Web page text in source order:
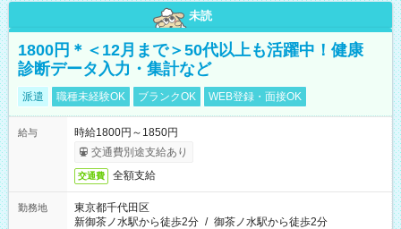
未読
1800円＊＜12月まで＞50代以上も活躍中！健康
診断データ入力・集計など
派遣 職種未経験OK ブランクOK WEB登録・面接OK
給与
時給1800円～1850円
交通費別途支給あり
交通費 全額支給
勤務地
東京都千代田区
新御茶ノ水駅から徒歩2分 / 御茶ノ水駅から徒歩2分